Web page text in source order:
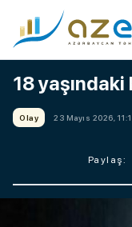
18
Olay 23 Mayıs 2026,
Paylaş: